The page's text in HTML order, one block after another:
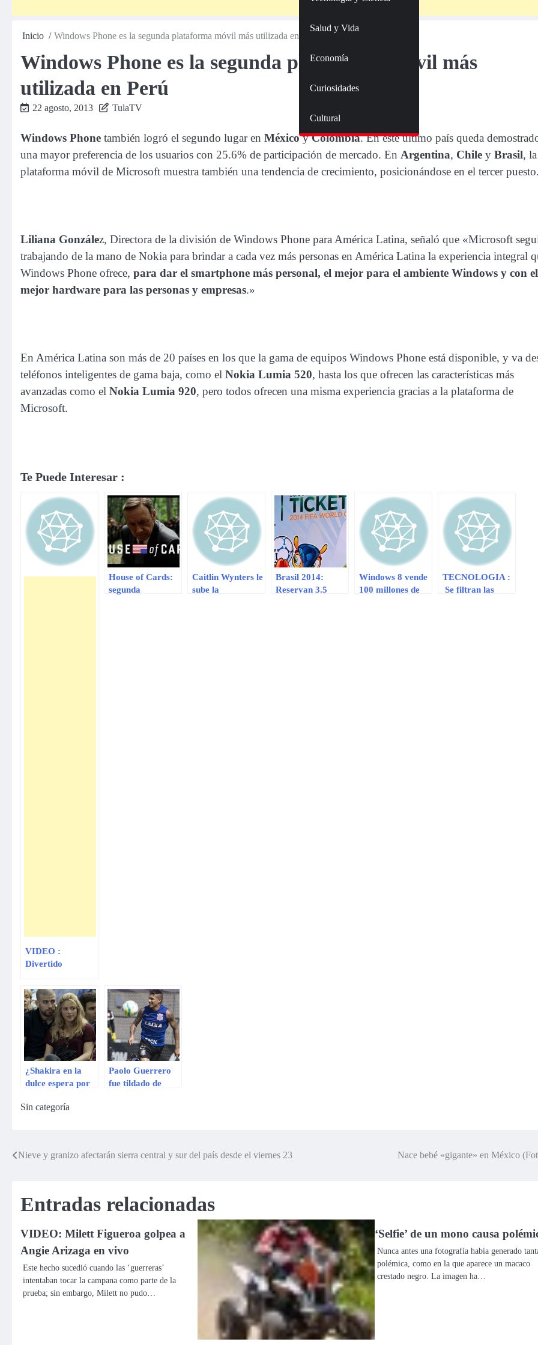
Salud y Vida
Economía
Curiosidades
Cultural
Inicio Windows Phone es la segunda plataforma móvil más utilizada en Perú
Windows Phone es la segunda plataforma móvil más
utilizada en Perú
22 agosto, 2013 TulaTV
Windows Phone también logró el segundo lugar en MéxicoyColombia. En este último país queda
una mayor preferencia de los usuarios con 25.6% de participación de mercado. En Argentina, Chile y Brasil, la
plataforma móvil de Microsoft muestra también una tendencia de crecimiento, posicionándose en el tercer
Liliana González, Directora de la división de Windows Phone para América Latina, señaló que «Microsoft
trabajando de la mano de Nokia para brindar a cada vez más personas en América Latina la experiencia integral
Windows Phone ofrece, para dar el smartphone más personal, el mejor para el ambiente Windows y con el
mejor hardware para las personas y empresas.»
En América Latina son más de 20 países en los que la gama de equipos Windows Phone está disponible, y va
teléfonos inteligentes de gama baja, como el Nokia Lumia 520, hasta los que ofrecen las características más
avanzadas como el Nokia Lumia 920, pero todos ofrecen una misma experiencia gracias a la plataforma de
Microsoft.
Te Puede Interesar :
VIDEO :
Divertido
Microsoft hace
pelear a usuarios
de Samsung y
Apple
House of Cards:
segunda
Caitlin Wynters le
sube la
Brasil 2014:
Reservan 3.5
Windows 8 vende
100 millones de
TECNOLOGIA :
Se filtran las
¿Shakira en la
dulce espera por
Paolo Guerrero
fue tildado de
Sin categoría
Navegación
entradas
Nieve y granizo afectarán sierra central y sur del país desde el viernes 23 Nace bebé «gigante» en México
Entradas relacionadas
VIDEO: Milett Figueroa golpea a
Angie Arizaga en vivo
Este hecho sucedió cuando las ‘guerreras’
intentaban tocar la campana como parte de la
prueba; sin embargo, Milett no pudo…
‘Selfie’ de un mono causa
Nunca antes una fotografía había generado
polémica, como en la que aparece un macaco
crestado negro. La imagen ha…